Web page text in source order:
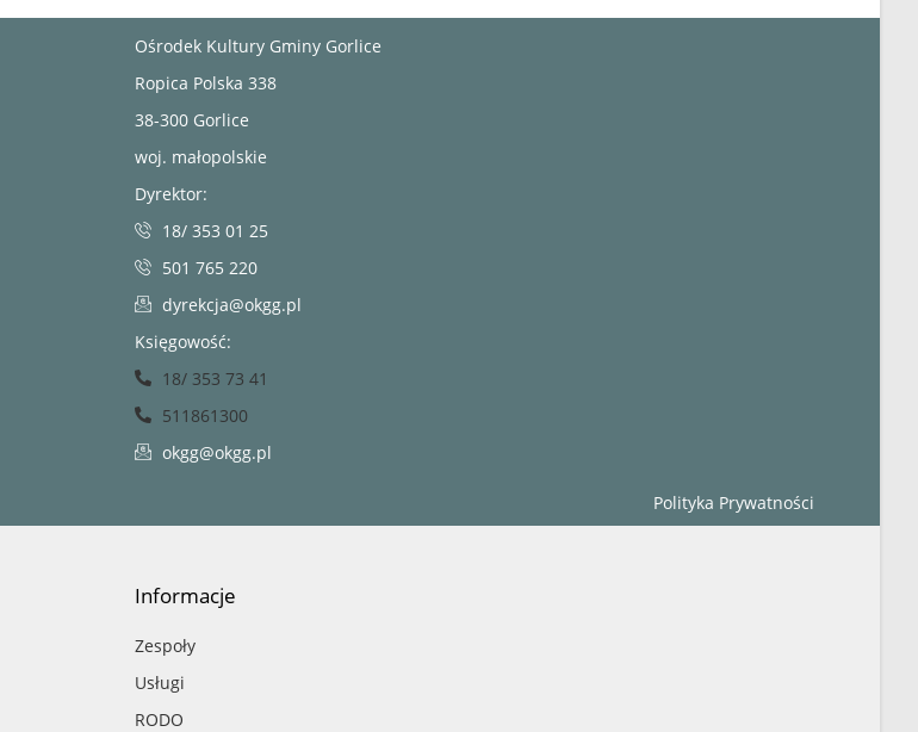
Ośrodek Kultury Gminy Gorlice
Ropica Polska 338
38-300 Gorlice
woj. małopolskie
Dyrektor:
18/ 353 01 25
501 765 220
dyrekcja@okgg.pl
Księgowość:
18/ 353 73 41
511861300
okgg@okgg.pl
Polityka Prywatności
Informacje
Zespoły
Usługi
RODO